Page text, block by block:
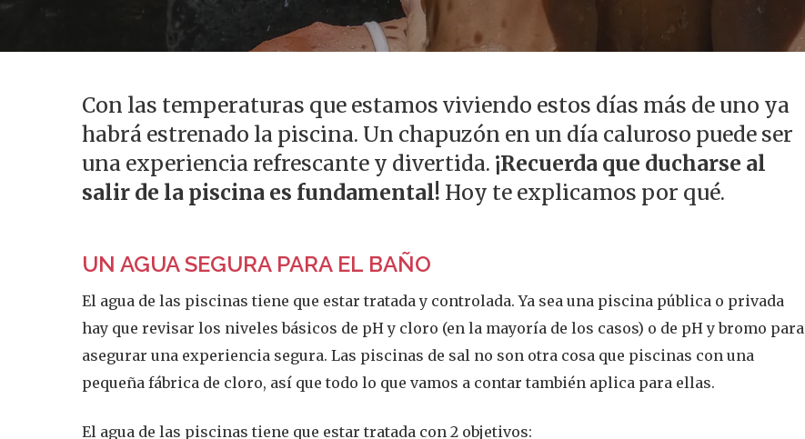
Presiona enter para buscar o ESC para salir
Con las temperaturas que estamos viviendo estos días más de uno ya
habrá estrenado la piscina. Un chapuzón en un día caluroso puede ser
una experiencia refrescante y divertida. ¡Recuerda que ducharse al
salir de la piscina es fundamental! Hoy te explicamos por qué.
UN AGUA SEGURA PARA EL BAÑO
El agua de las piscinas tiene que estar tratada y controlada. Ya sea una piscina pública o privada
hay que revisar los niveles básicos de pH y cloro (en la mayoría de los casos) o de pH y bromo para
asegurar una experiencia segura. Las piscinas de sal no son otra cosa que piscinas con una
pequeña fábrica de cloro, así que todo lo que vamos a contar también aplica para ellas.
El agua de las piscinas tiene que estar tratada con 2 objetivos: